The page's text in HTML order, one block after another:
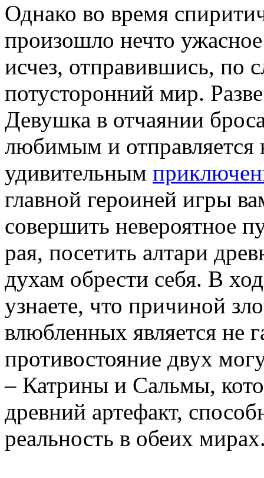
Однако во время
произошло нечто
исчез, отправившись, по
потусторонний мир.
Девушка в отчаянии
любимым и отправляется
удивительным
главной героиней игры
совершить невероятное
рая, посетить алтари
духам обрести себя. В
узнаете, что причиной
влюбленных является не
противостояние двух
– Катрины и Сальмы,
древний артефакт,
реальность в обеих